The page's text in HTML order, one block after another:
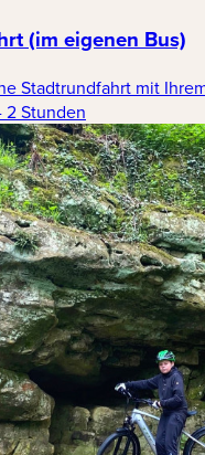
(im eigenen Bus)
Stadtrundfahrt mit
2 Stunden